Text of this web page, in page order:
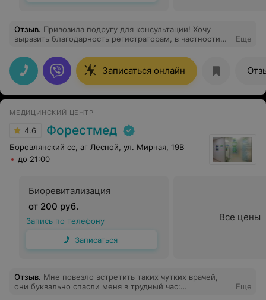
Отзыв. Привозила подругу для консультации! Хочу
выразить благодарность регистраторам, в частности
чуткость и отзывчивость! Огромное спасибо!!!
Еще
Записаться онлайн
МЕДИЦИНСКИЙ ЦЕНТР
4.6 Форестмед
Боровлянский сс, аг Лесной, ул. Мирная, 19В
до 21:00
Биоревитализация
от 200 руб.
Запись по телефону
Записаться
Все цены
Отзыв. Мне повезло встретить таких чутких врачей,
они буквально спасли меня в трудный час:
Еще